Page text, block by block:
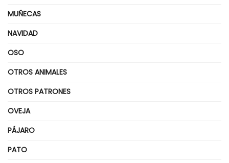
MUÑECAS
NAVIDAD
OSO
OTROS ANIMALES
OTROS PATRONES
OVEJA
PÁJARO
PATO